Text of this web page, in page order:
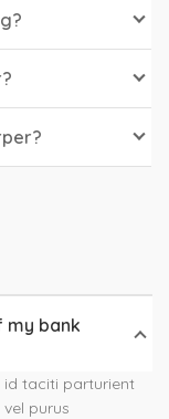
my bank
id taciti parturient
purus